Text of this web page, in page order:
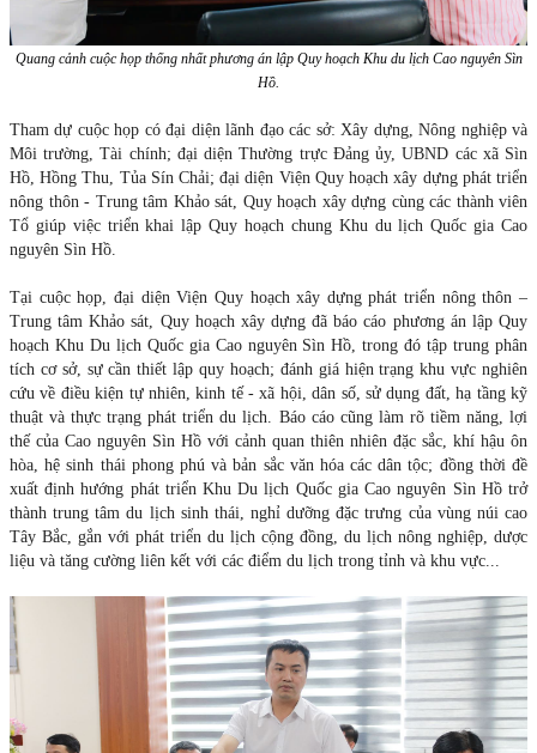
Quang cảnh cuộc họp thống nhất phương án lập Quy hoạch Khu du lịch Cao nguyên Sìn
Hồ.
Tham dự cuộc họp có đại diện lãnh đạo các sở: Xây dựng, Nông nghiệp và
Môi trường, Tài chính; đại diện Thường trực Đảng ủy, UBND các xã Sìn
Hồ, Hồng Thu, Tủa Sín Chải; đại diện Viện Quy hoạch xây dựng phát triển
nông thôn - Trung tâm Khảo sát, Quy hoạch xây dựng cùng các thành viên
Tổ giúp việc triển khai lập Quy hoạch chung Khu du lịch Quốc gia Cao
nguyên Sìn Hồ.
Tại cuộc họp, đại diện Viện Quy hoạch xây dựng phát triển nông thôn –
Trung tâm Khảo sát, Quy hoạch xây dựng đã báo cáo phương án lập Quy
hoạch Khu Du lịch Quốc gia Cao nguyên Sìn Hồ, trong đó tập trung phân
tích cơ sở, sự cần thiết lập quy hoạch; đánh giá hiện trạng khu vực nghiên
cứu về điều kiện tự nhiên, kinh tế - xã hội, dân số, sử dụng đất, hạ tầng kỹ
thuật và thực trạng phát triển du lịch. Báo cáo cũng làm rõ tiềm năng, lợi
thế của Cao nguyên Sìn Hồ với cảnh quan thiên nhiên đặc sắc, khí hậu ôn
hòa, hệ sinh thái phong phú và bản sắc văn hóa các dân tộc; đồng thời đề
xuất định hướng phát triển Khu Du lịch Quốc gia Cao nguyên Sìn Hồ trở
thành trung tâm du lịch sinh thái, nghỉ dưỡng đặc trưng của vùng núi cao
Tây Bắc, gắn với phát triển du lịch cộng đồng, du lịch nông nghiệp, dược
liệu và tăng cường liên kết với các điểm du lịch trong tỉnh và khu vực...